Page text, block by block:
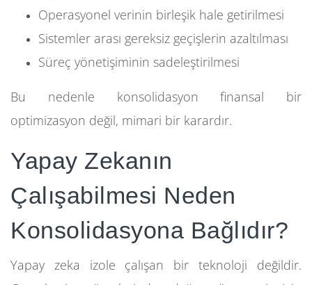
Operasyonel verinin birleşik hale getirilmesi
Sistemler arası gereksiz geçişlerin azaltılması
Süreç yönetişiminin sadeleştirilmesi
Bu nedenle konsolidasyon finansal bir
optimizasyon değil, mimari bir karardır.
Yapay Zekanın
Çalışabilmesi Neden
Konsolidasyona Bağlıdır?
Yapay zeka izole çalışan bir teknoloji değildir.